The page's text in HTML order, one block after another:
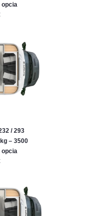
opcia
/ 293
– 3500
opcia